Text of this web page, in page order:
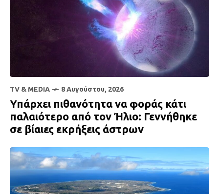
TV & MEDIA 8 Αυγούστου, 2026
Υπάρχει πιθανότητα να φοράς κάτι
παλαιότερο από τον Ήλιο: Γεννήθηκε
σε βίαιες εκρήξεις άστρων